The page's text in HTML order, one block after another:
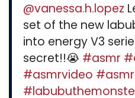
@vanessa.h.lopez
set of the new
into energy V3
secret!!😭 #asmr
#asmrvideo